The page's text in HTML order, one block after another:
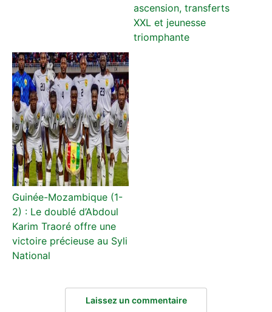
ascension, transferts
XXL et jeunesse
triomphante
Guinée-Mozambique (1-
2) : Le doublé d’Abdoul
Karim Traoré offre une
victoire précieuse au Syli
National
Laissez un commentaire